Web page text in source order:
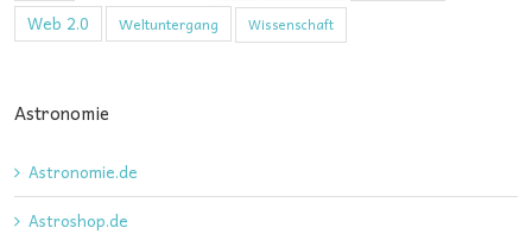
Web 2.0 Weltuntergang Wissenschaft
Astronomie
Astronomie.de
Astroshop.de